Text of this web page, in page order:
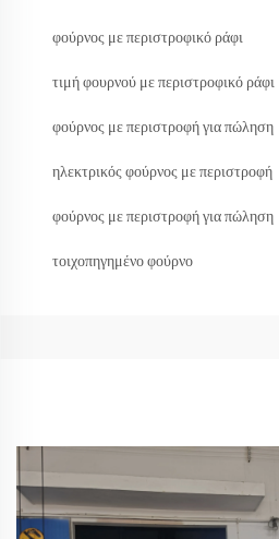
φούρνος με περιστροφικό ράφι
τιμή φουρνού με περιστροφικό ράφι
φούρνος με περιστροφή για πώληση
ηλεκτρικός φούρνος με περιστροφή
φούρνος με περιστροφή για πώληση
τοιχοπηγημένο φούρνο